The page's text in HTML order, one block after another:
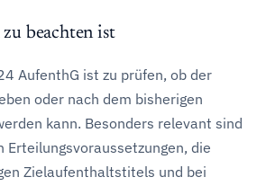
zu beachten ist
AufenthG ist zu prüfen, ob der
oder nach dem bisherigen
kann. Besonders relevant sind
Erteilungsvoraussetzungen, die
Zielaufenthaltstitels und bei